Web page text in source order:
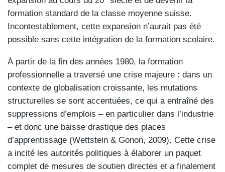
formation standard de la classe moyenne suisse.
Incontestablement, cette expansion n’aurait pas été
possible sans cette intégration de la formation scolaire.
À partir de la fin des années 1980, la formation
professionnelle a traversé une crise majeure : dans un
contexte de globalisation croissante, les mutations
structurelles se sont accentuées, ce qui a entraîné des
suppressions d’emplois – en particulier dans l’industrie
– et donc une baisse drastique des places
d’apprentissage (Wettstein & Gonon, 2009). Cette crise
a incité les autorités politiques à élaborer un paquet
complet de mesures de soutien directes et a finalement